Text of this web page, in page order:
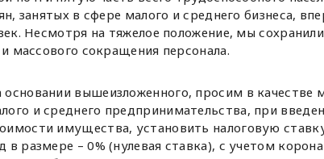
занятых в сфере малого и среднего бизнеса,
Несмотря на тяжелое положение, мы
массового сокращения персонала.
основании вышеизложенного, просим в качестве
и среднего предпринимательства, при
имущества, установить налоговую
в размере – 0% (нулевая ставка), с учетом